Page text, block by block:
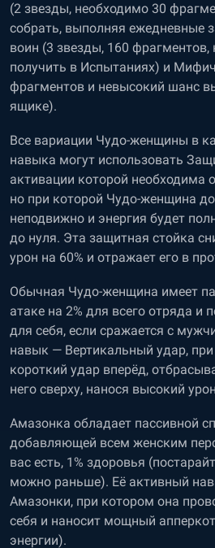
(2 звезды, необходимо 30
собрать, выполняя ежедневные
воин (3 звезды, 160
получить в Испытаниях) и
фрагментов и невысокий шанс
ящике).
Все вариации Чудо-женщины в
навыка могут использовать
активации которой необходима
но при которой Чудо-женщина
неподвижно и энергия будет
до нуля. Эта защитная стойка
урон на 60% и отражает его в
Обычная Чудо-женщина имеет
атаке на 2% для всего отряда и
для себя, если сражается с
навык — Вертикальный удар,
короткий удар вперёд,
него сверху, нанося высокий
Амазонка обладает пассивной
добавляющей всем женским
вас есть, 1% здоровья
можно раньше). Её активный
Амазонки, при котором она
себя и наносит мощный
энергии).